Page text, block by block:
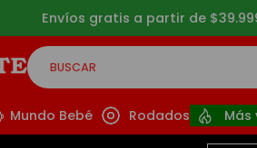
Envíos gratis a partir de
BUSCAR
Mundo Bebé Rodados Más